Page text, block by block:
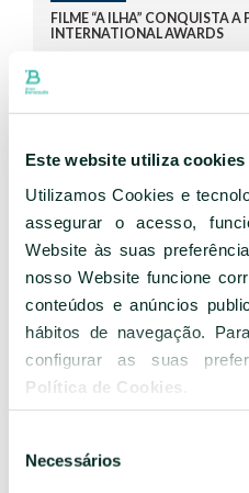
Este website utiliza cookies
Utilizamos Cookies e
assegurar o acesso,
Website às suas
nosso Website funcione
conteúdos e anúncios
hábitos de navegação.
configurar as suas
Política de Cookies
Necessários
CARE e da Cartilha de
destacado pelo foco no capital
operacional e o acolhimento
turismo
FILME “A ILHA” CONQUISTA A
INTERNATIONAL AWARDS
O filme “A Ilha”, da Bensaude
ranking mundial CIFFT –
SABER MAIS
25 de maio, 2026
PRÉMIOS
FILME “A ILHA” CONSOLIDA-
MUNDIAL DE CINEMA DE